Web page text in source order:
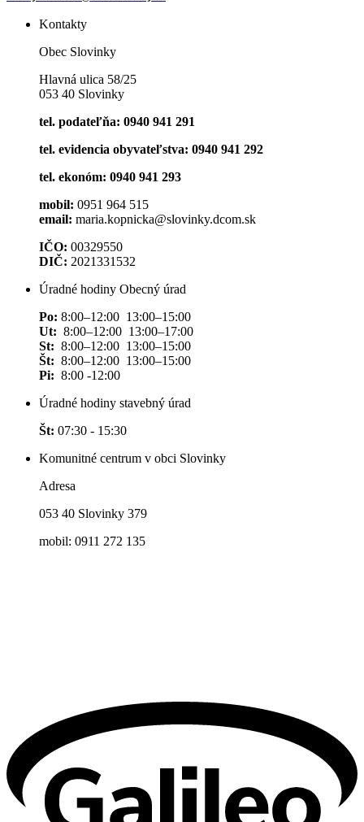
Kontakty
Obec Slovinky
Hlavná ulica 58/25
053 40 Slovinky
tel. podateľňa: 0940 941 291
tel. evidencia obyvateľstva: 0940 941 292
tel. ekonóm: 0940 941 293
mobil: 0951 964 515
email: maria.kopnicka@slovinky.dcom.sk
IČO: 00329550
DIČ: 2021331532
Úradné hodiny Obecný úrad
Po: 8:00–12:00 13:00–15:00
Ut: 8:00–12:00 13:00–17:00
St: 8:00–12:00 13:00–15:00
Št: 8:00–12:00 13:00–15:00
Pi: 8:00 -12:00
Úradné hodiny stavebný úrad
Št: 07:30 - 15:30
Komunitné centrum v obci Slovinky
Adresa
053 40 Slovinky 379
mobil: 0911 272 135